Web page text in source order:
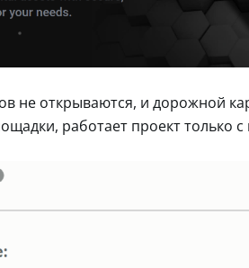
не открываются, и дорожной
работает проект только с